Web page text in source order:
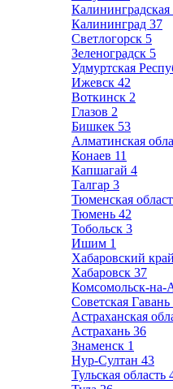
Калининградская
Калининград 37
Светлогорск 5
Зеленоградск 5
Удмуртская
Ижевск 42
Воткинск 2
Глазов 2
Бишкек 53
Алматинская
Конаев 11
Капшагай 4
Талгар 3
Тюменская
Тюмень 42
Тобольск 3
Ишим 1
Хабаровский край
Хабаровск 37
Комсомольск-на-
Советская Гавань
Астраханская
Астрахань 36
Знаменск 1
Нур-Султан 43
Тульская область